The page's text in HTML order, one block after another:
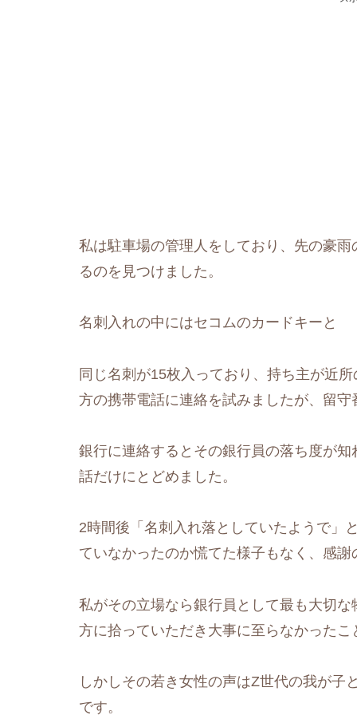
私は駐車場の管理人をしており、先の豪
るのを見つけました。
名刺入れの中にはセコムのカードキーと
同じ名刺が15枚入っており、持ち主が近
方の携帯電話に連絡を試みましたが、留
銀行に連絡するとその銀行員の落ち度が
話だけにとどめました。
2時間後「名刺入れ落としていたようで」
ていなかったのか慌てた様子もなく、感
私がその立場なら銀行員として最も大切
方に拾っていただき大事に至らなかったこ
しかしその若き女性の声はZ世代の我が子
です。